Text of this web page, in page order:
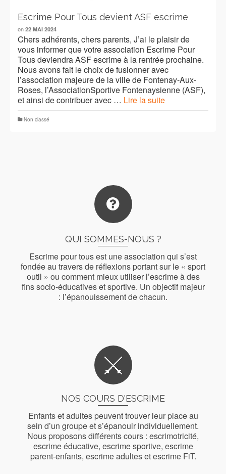
Escrime Pour Tous devient ASF escrime
on 22 MAI 2024
Chers adhérents, chers parents, J’ai le plaisir de
vous informer que votre association Escrime Pour
Tous deviendra ASF escrime à la rentrée prochaine.
Nous avons fait le choix de fusionner avec
l’association majeure de la ville de Fontenay-Aux-
Roses, l’AssociationSportive Fontenaysienne (ASF),
et ainsi de contribuer avec … Lire la suite
Non classé
QUI SOMMES-NOUS ?
Escrime pour tous est une association qui s’est
fondée au travers de réflexions portant sur le « sport
outil » ou comment mieux utiliser l’escrime à des
fins socio-éducatives et sportive. Un objectif majeur
: l’épanouissement de chacun.
NOS COURS D'ESCRIME
Enfants et adultes peuvent trouver leur place au
sein d’un groupe et s’épanouir individuellement.
Nous proposons différents cours : escrimotricité,
escrime éducative, escrime sportive, escrime
parent-enfants, escrime adultes et escrime FiT.